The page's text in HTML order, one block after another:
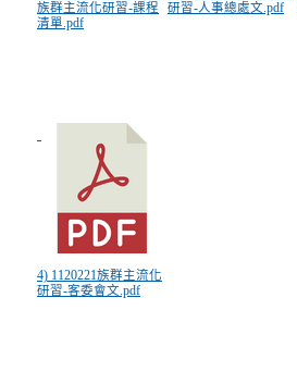
族群主流化研習-課程
清單.pdf
研習-人事總處文.pdf
4) 1120221族群主流化
研習-客委會文.pdf